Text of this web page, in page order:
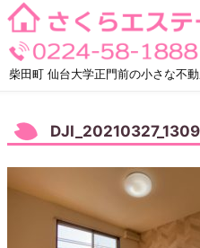
Skip
to
content
柴田町 仙台大学正門前の小さな不